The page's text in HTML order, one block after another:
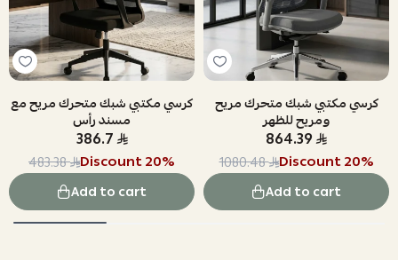
كرسي مكتبي شبك متحرك مريح مع
مسند رأس
386.7
483.38 Discount20%
Add to cart
كرسي مكتبي شبك متحرك مريح
ومريح للظهر
864.39
1080.48 Discount20%
Add to cart